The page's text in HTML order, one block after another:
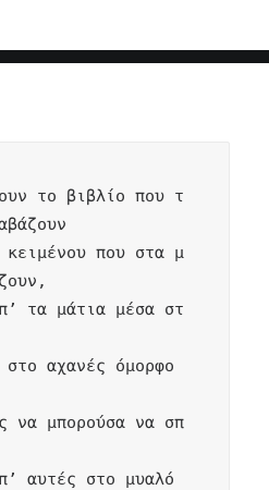
το βιβλίο που τ
κειμένου που στα μ
τα μάτια μέσα στ
αχανές όμορφο
να μπορούσα να σπ
αυτές στο μυαλό